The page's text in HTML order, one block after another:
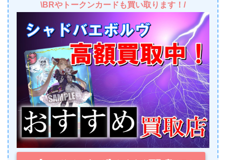
\BRやトークンカードも買い取ります！/